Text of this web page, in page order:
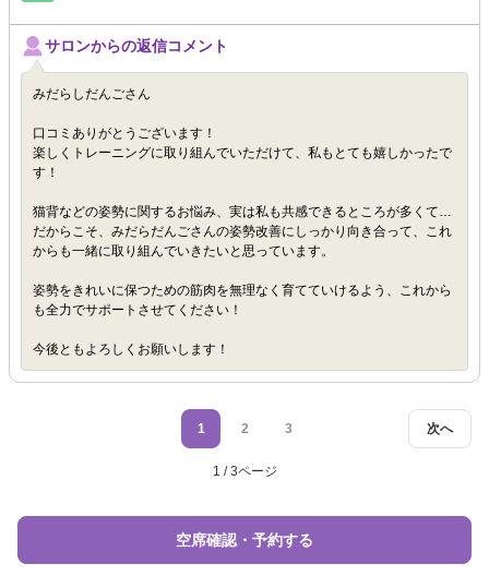
サロンからの返信コメント
みだらしだんごさん
口コミありがとうございます！
楽しくトレーニングに取り組んでいただけて、私もとても嬉しかったで
す！
猫背などの姿勢に関するお悩み、実は私も共感できるところが多くて…
だからこそ、みだらだんごさんの姿勢改善にしっかり向き合って、これ
からも一緒に取り組んでいきたいと思っています。
姿勢をきれいに保つための筋肉を無理なく育てていけるよう、これから
も全力でサポートさせてください！
今後ともよろしくお願いします！
次へ
1 2 3
1 / 3ページ
空席確認・予約する